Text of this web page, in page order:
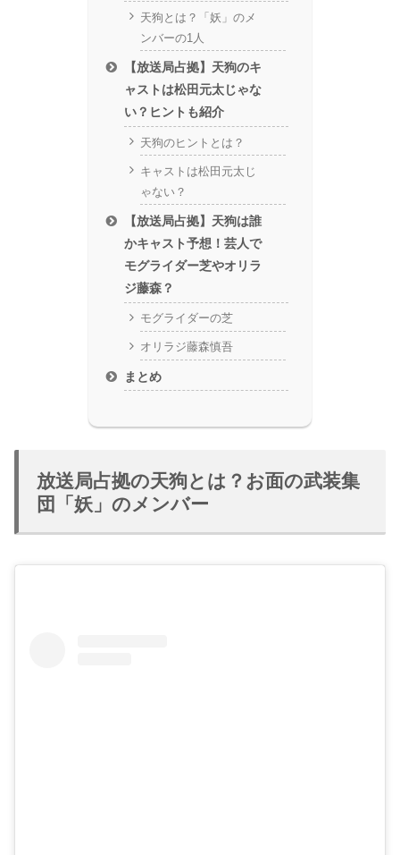
天狗とは？「妖」のメ
ンバーの1人
【放送局占拠】天狗のキ
ャストは松田元太じゃな
い？ヒントも紹介
天狗のヒントとは？
キャストは松田元太じ
ゃない？
【放送局占拠】天狗は誰
かキャスト予想！芸人で
モグライダー芝やオリラ
ジ藤森？
モグライダーの芝
オリラジ藤森慎吾
まとめ
放送局占拠の天狗とは？お面の武装集
団「妖」のメンバー